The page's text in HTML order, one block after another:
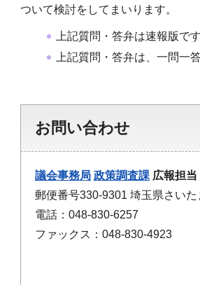
ついて検討をしてまいります。
上記質問・答弁は速報版です
上記質問・答弁は、一問一
お問い合わせ
議会事務局 政策調査課 広報担当
郵便番号330-9301 埼玉県さい
電話：048-830-6257
ファックス：048-830-4923